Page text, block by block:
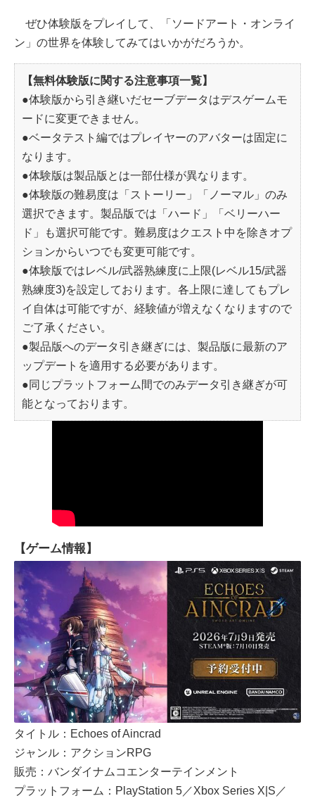
ぜひ体験版をプレイして、「ソードアート・オンライ
ン」の世界を体験してみてはいかがだろうか。
【無料体験版に関する注意事項一覧】
●体験版から引き継いだセーブデータはデスゲームモ
ードに変更できません。
●ベータテスト編ではプレイヤーのアバターは固定に
なります。
●体験版は製品版とは一部仕様が異なります。
●体験版の難易度は「ストーリー」「ノーマル」のみ
選択できます。製品版では「ハード」「ベリーハー
ド」も選択可能です。難易度はクエスト中を除きオプ
ションからいつでも変更可能です。
●体験版ではレベル/武器熟練度に上限(レベル15/武器
熟練度3)を設定しております。各上限に達してもプレ
イ自体は可能ですが、経験値が増えなくなりますので
ご了承ください。
●製品版へのデータ引き継ぎには、製品版に最新のア
ップデートを適用する必要があります。
●同じプラットフォーム間でのみデータ引き継ぎが可
能となっております。
【ゲーム情報】
タイトル：Echoes of Aincrad
ジャンル：アクションRPG
販売：バンダイナムコエンターテインメント
プラットフォーム：PlayStation 5／Xbox Series X|S／